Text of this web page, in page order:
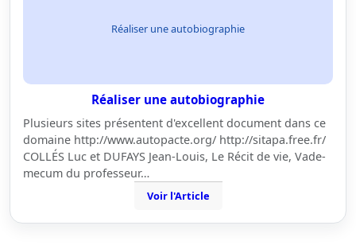
Réaliser une autobiographie
Réaliser une autobiographie
Plusieurs sites présentent d'excellent document dans ce
domaine http://www.autopacte.org/ http://sitapa.free.fr/
COLLÉS Luc et DUFAYS Jean-Louis, Le Récit de vie, Vade-
mecum du professeur…
Voir l'Article